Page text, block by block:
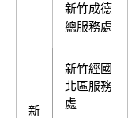
新
新竹成德
總服務處
新竹經國
北區服務
處